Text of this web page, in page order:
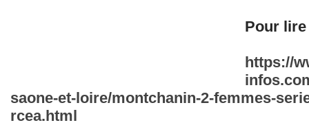
Pour
https://
saone-et-loire/montchanin-2-femmes-
rcea.html